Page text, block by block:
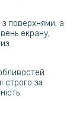
Pro​​​​​​​ на задню
з поверхнями, а
екрану,
строго за